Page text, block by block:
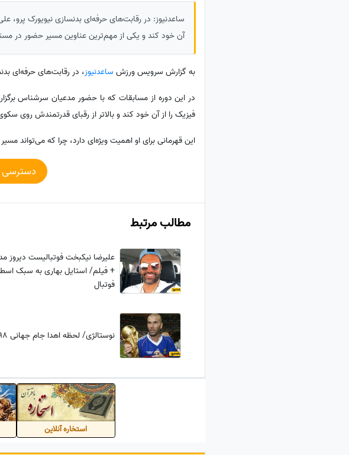
ساعدنیوز: در رقابت‌های حرفه‌ای بدنسازی نیویورک پرو،
آن خود کند و یکی از مهم‌ترین عناوین مسیر حضور در
به گزارش سرویس ورزش ساعدنیوز، در رقابت‌های حرفه‌ای
در این دوره از مسابقات که با حضور مدعیان سرشناس
فیزیک را از آن خود کند و بالاتر از رقبای قدرتمندش روی
این قهرمانی برای او اهمیت ویژه‌ای دارد، چرا که می‌تواند
دسترسی
مطالب مرتبط
علیرضا نیکبخت فوتبالیست دیروز
+ فیلم/ استایل بهاری به سبک
فوتبال
نوستالژی/ لحظه اهدا جام جهانی 98 فرانسه
استخاره آنلاین